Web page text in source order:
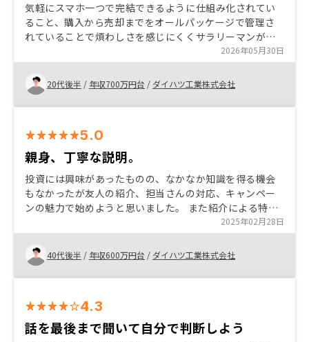
気軽にスマホ一つで完結できるように仕組み化されてい
ること、購入から売却までをオールパッケージで管理さ
れていることで煩わしさを感じにくくサラリーマンがや
るのに最適化されている印象を受けた。 需要と供給の話
を聞き、将来のことは予測できないものの堅実な投資先
であると思えた。 始めたばかりなのでこれからも続けて
いければと思う。
2026年05月30日
20代後半 / 年収700万円台 / ダイハツ工業株式会社
5.0
親身、丁寧な説明。
投資には興味があったものの、なかなか知識を得る機会
もなかったが友人の紹介、担当さんの対応、キャンペー
ンの魅力で始めようと思いました。 また紹介による特典
と今後もフォローしてくれる担当さんの人柄が大きいで
す。 まだ始まったばかりで、進捗がわからないため具体
的には言えないですが、都度気になるところは相談した
く、丁寧な対応をしてもらえるようなサービスの周知が
もっとあればいいのかなと。
2025年02月28日
40代後半 / 年収600万円台 / ダイハツ工業株式会社
4.3
話を最後まで聞いて自分で判断しよう